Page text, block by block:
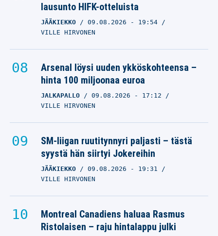
lausunto HIFK-otteluista
JÄÄKIEKKO 09.08.2026 - 19:54
VILLE HIRVONEN
Arsenal löysi uuden ykköskohteensa –
hinta 100 miljoonaa euroa
JALKAPALLO 09.08.2026 - 17:12
VILLE HIRVONEN
SM-liigan ruutitynnyri paljasti – tästä
syystä hän siirtyi Jokereihin
JÄÄKIEKKO 09.08.2026 - 19:31
VILLE HIRVONEN
Montreal Canadiens haluaa Rasmus
Ristolaisen – raju hintalappu julki